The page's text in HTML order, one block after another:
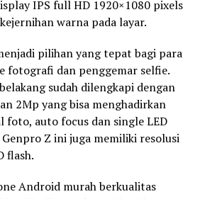
IPS full HD 1920×1080 pixels
warna pada layar.
pilihan yang tepat bagi para
fotografi dan penggemar selfie.
sudah dilengkapi dengan
2Mp yang bisa menghadirkan
foto, auto focus dan single LED
Z ini juga memiliki resolusi
flash.
Android murah berkualitas